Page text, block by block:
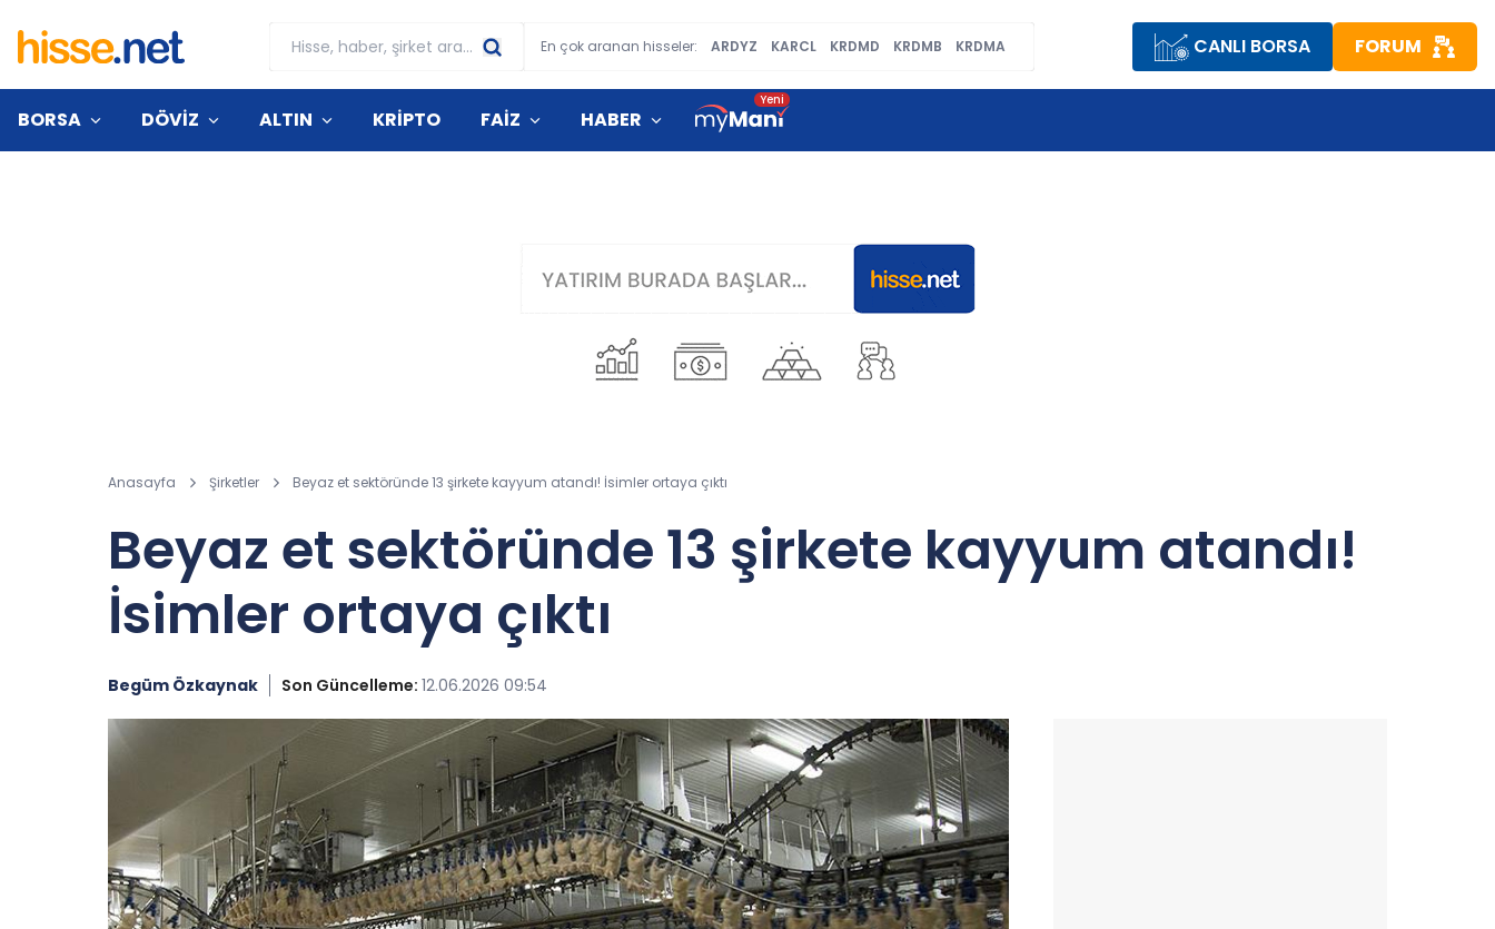
En çok aranan hisseler: ARDYZ KARCL KRDMD KRDMB KRDMA CANLI BORSA FORUM
BORSA DÖVİZ ALTIN KRİPTO FAİZ HABER
Anasayfa Şirketler Beyaz et sektöründe 13 şirkete kayyum atandı! İsimler ortaya çıktı
Beyaz et sektöründe 13 şirkete kayyum atandı!
İsimler ortaya çıktı
Begüm Özkaynak Son Güncelleme: 12.06.2026 09:54